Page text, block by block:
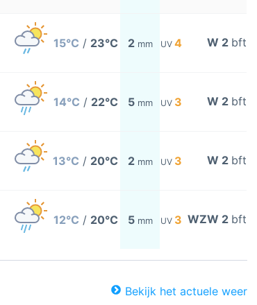
15°C / 23°C 2 mm UV 4 W 2 bft
14°C / 22°C 5 mm UV 3 W 2 bft
13°C / 20°C 2 mm UV 3 W 2 bft
12°C / 20°C 5 mm UV 3 WZW 2 bft
Bekijk het actuele weer